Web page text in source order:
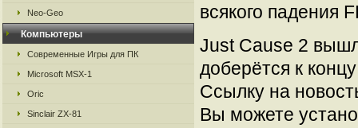
Neo-Geo
Компьютеры
Современные Игры для ПК
Microsoft MSX-1
Oric
Sinclair ZX-81
всякого падения
Just Cause 2
доберётся к
Ссылку на
Вы можете